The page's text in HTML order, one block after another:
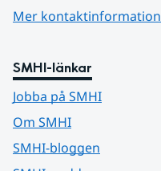
Mer kontaktinformation
SMHI-länkar
Jobba på SMHI
Om SMHI
SMHI-bloggen